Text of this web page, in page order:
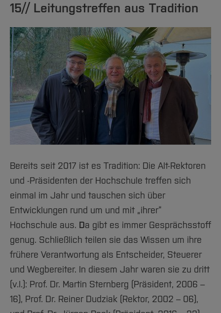
15// Leitungstreffen aus Tradition
Bereits seit 2017 ist es Tradition: Die Alt-Rektoren
und -Präsidenten der Hochschule treffen sich
einmal im Jahr und tauschen sich über
Entwicklungen rund um und mit „ihrer“
Hochschule aus. Da gibt es immer Gesprächsstoff
genug. Schließlich teilen sie das Wissen um ihre
frühere Verantwortung als Entscheider, Steuerer
und Wegbereiter. In diesem Jahr waren sie zu dritt
(v.l.): Prof. Dr. Martin Sternberg (Präsident, 2006 –
16), Prof. Dr. Reiner Dudziak (Rektor, 2002 – 06),